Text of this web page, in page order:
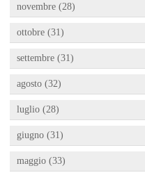
novembre (28)
ottobre (31)
settembre (31)
agosto (32)
luglio (28)
giugno (31)
maggio (33)